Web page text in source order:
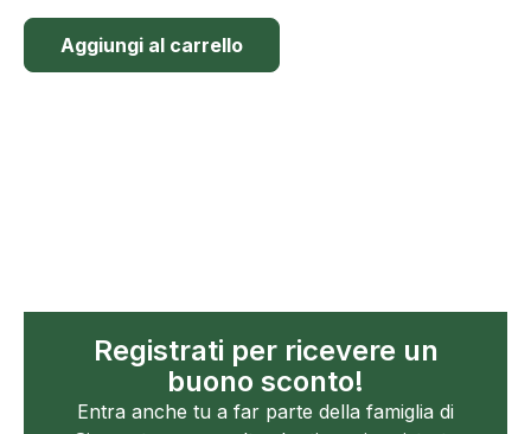
Aggiungi al carrello
Registrati per ricevere un
buono sconto!
Entra anche tu a far parte della famiglia di